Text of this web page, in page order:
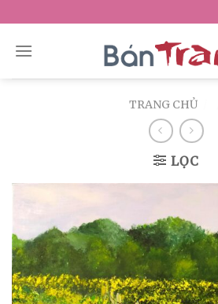
to
content
TRANG CHỦ
LỌC